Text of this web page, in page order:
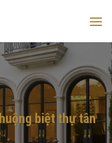
biệt thự tân